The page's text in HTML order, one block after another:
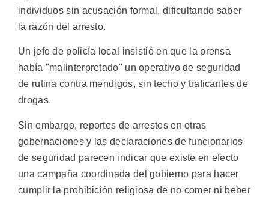
individuos sin acusación formal, dificultando saber
la razón del arresto.
Un jefe de policía local insistió en que la prensa
había "malinterpretado" un operativo de seguridad
de rutina contra mendigos, sin techo y traficantes de
drogas.
Sin embargo, reportes de arrestos en otras
gobernaciones y las declaraciones de funcionarios
de seguridad parecen indicar que existe en efecto
una campaña coordinada del gobierno para hacer
cumplir la prohibición religiosa de no comer ni beber